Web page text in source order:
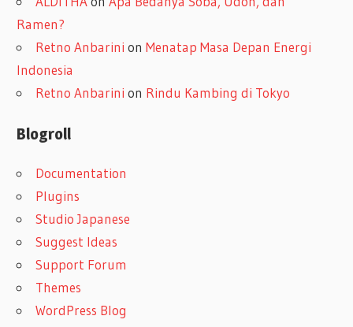
Ramen?
Retno Anbarini onMenatap Masa Depan Energi
Indonesia
Retno Anbarini on Rindu Kambing di Tokyo
Blogroll
Documentation
Plugins
Studio Japanese
Suggest Ideas
Support Forum
Themes
WordPress Blog